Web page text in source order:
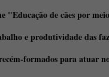
"Educação de cães por
e produtividade das
formados para atuar